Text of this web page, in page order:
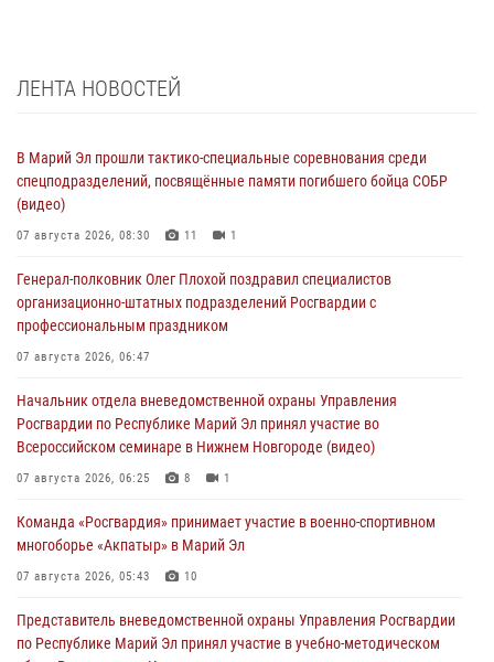
ЛЕНТА НОВОСТЕЙ
В Марий Эл прошли тактико-специальные соревнования среди
спецподразделений, посвящённые памяти погибшего бойца СОБР
(видео)
07 августа 2026, 08:30 11 1
Генерал-полковник Олег Плохой поздравил специалистов
организационно-штатных подразделений Росгвардии с
профессиональным праздником
07 августа 2026, 06:47
Начальник отдела вневедомственной охраны Управления
Росгвардии по Республике Марий Эл принял участие во
Всероссийском семинаре в Нижнем Новгороде (видео)
07 августа 2026, 06:25 8 1
Команда «Росгвардия» принимает участие в военно-спортивном
многоборье «Акпатыр» в Марий Эл
07 августа 2026, 05:43 10
Представитель вневедомственной охраны Управления Росгвардии
по Республике Марий Эл принял участие в учебно-методическом